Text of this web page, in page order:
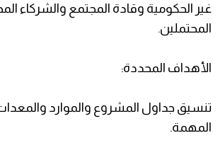
غير الحكومية وقادة المجتمع والشركاء
المحتملين.
الأهداف المحددة:
تنسيق جداول المشروع والموارد
المهمة.